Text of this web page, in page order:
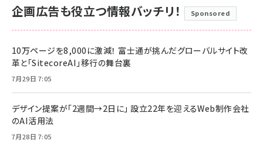
企画広告も役立つ情報バッチリ！ Sponsored
10万ページを8,000に激減！ 富士通が挑んだグローバルサイト改
革と「SitecoreAI」移行の舞台裏
7月29日 7:05
デザイン提案が「2週間→2日に」 設立22年を迎えるWeb制作会社
のAI活用法
7月28日 7:05